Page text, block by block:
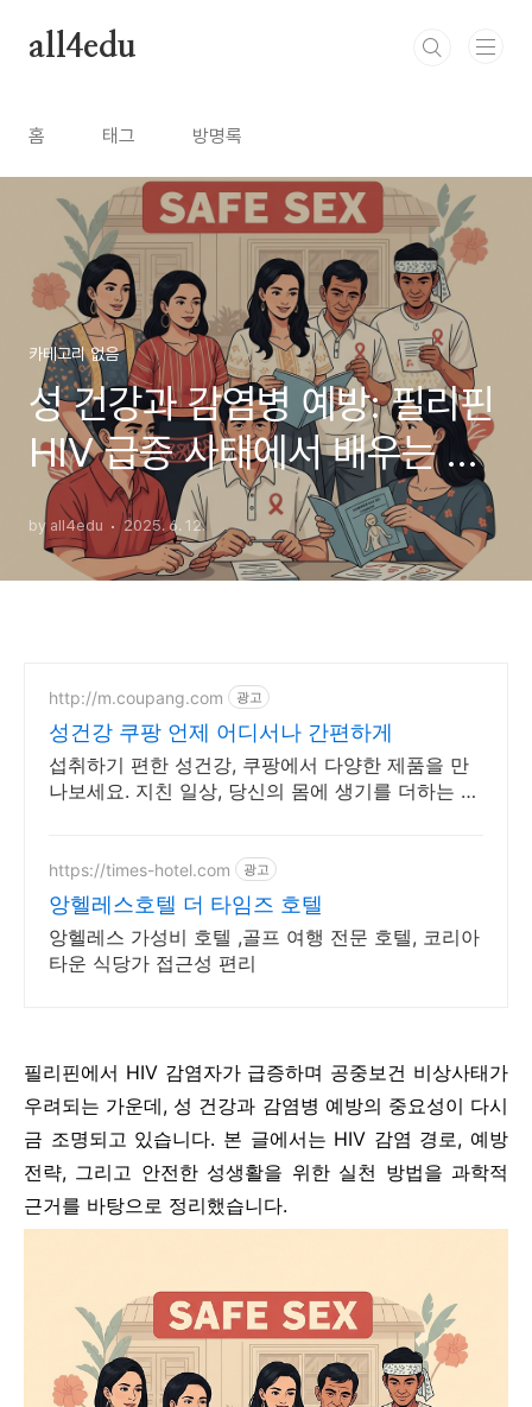
all4edu
홈 태그 방명록
카테고리 없음
성 건강과 감염병 예방: 필리핀
HIV 급증 사태에서 배우는 교
훈
by all4edu 2025. 6. 12.
http://m.coupang.com 광고
성건강 쿠팡 언제 어디서나 간편하게
섭취하기 편한 성건강, 쿠팡에서 다양한 제품을 만
나보세요. 지친 일상, 당신의 몸에 생기를 더하는 건
https://times-hotel.com 광고
앙헬레스호텔 더 타임즈 호텔
앙헬레스 가성비 호텔 ,골프 여행 전문 호텔, 코리아
타운 식당가 접근성 편리
필리핀에서 HIV 감염자가 급증하며 공중보건 비상사태가
우려되는 가운데, 성 건강과 감염병 예방의 중요성이 다시
금 조명되고 있습니다. 본 글에서는 HIV 감염 경로, 예방
전략, 그리고 안전한 성생활을 위한 실천 방법을 과학적
근거를 바탕으로 정리했습니다.